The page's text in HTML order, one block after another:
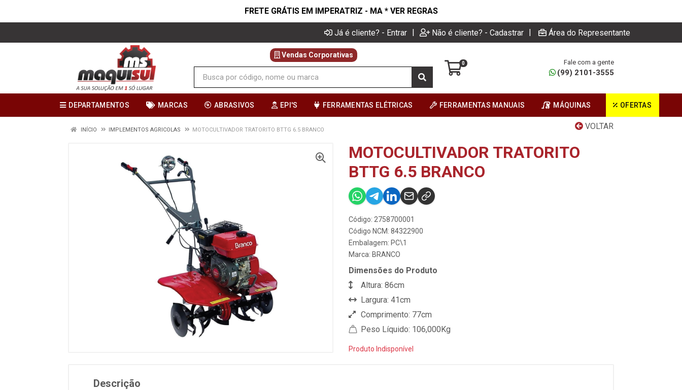
FRETE GRÁTIS EM IMPERATRIZ - MA * VER REGRAS
Já é cliente? - Entrar | Não é cliente? - Cadastrar | Área do Representante
Vendas Corporativas
0 Fale com a gente
(99) 2101-3555
DEPARTAMENTOS MARCAS ABRASIVOS EPI'S FERRAMENTAS ELÉTRICAS FERRAMENTAS MANUAIS MÁQUINAS OFERTAS
VOLTAR
INÍCIO IMPLEMENTOS AGRICOLAS MOTOCULTIVADOR TRATORITO BTTG 6.5 BRANCO
MOTOCULTIVADOR TRATORITO
BTTG 6.5 BRANCO
Código: 2758700001
Código NCM: 84322900
Embalagem: PC\1
Marca: BRANCO
Dimensões do Produto
Altura: 86cm
Largura: 41cm
Comprimento: 77cm
Peso Líquido: 106,000Kg
Produto Indisponível
Descrição